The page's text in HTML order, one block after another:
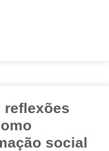
reflexões
social